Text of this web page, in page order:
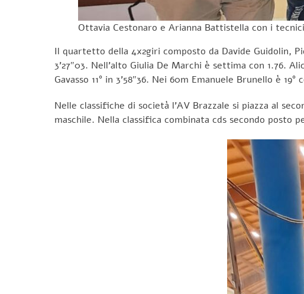
Ottavia Cestonaro e Arianna Battistella con i tecnici
Il quartetto della 4x2giri composto da Davide Guidolin,
3’27″03. Nell’alto Giulia De Marchi è settima con 1.76.
Gavasso 11° in 3’58″36. Nei 60m Emanuele Brunello è 19°
Nelle classifiche di società l’AV Brazzale si piazza al
maschile. Nella classifica combinata cds secondo posto